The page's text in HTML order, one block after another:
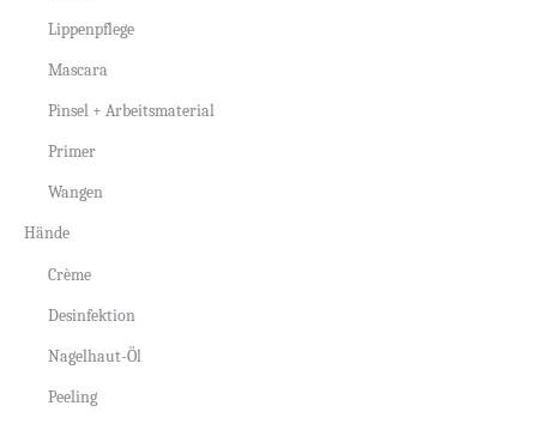
Lippenpflege
Mascara
Pinsel + Arbeitsmaterial
Primer
Wangen
Hände
Crème
Desinfektion
Nagelhaut-Öl
Peeling